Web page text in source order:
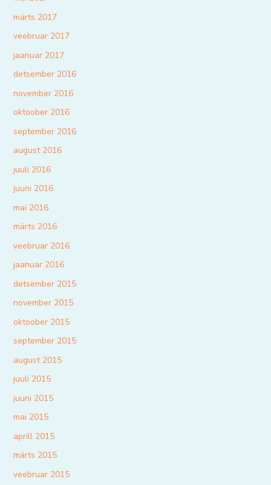
märts 2017
veebruar 2017
jaanuar 2017
detsember 2016
november 2016
oktoober 2016
september 2016
august 2016
juuli 2016
juuni 2016
mai 2016
märts 2016
veebruar 2016
jaanuar 2016
detsember 2015
november 2015
oktoober 2015
september 2015
august 2015
juuli 2015
juuni 2015
mai 2015
aprill 2015
märts 2015
veebruar 2015